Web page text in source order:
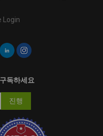
Login
독하세요